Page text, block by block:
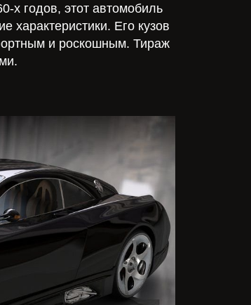
х годов, этот автомобиль
характеристики. Его кузов
и роскошным. Тираж